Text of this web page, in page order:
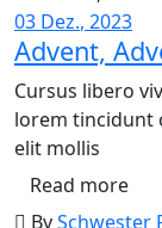
03 Dez., 2023
Advent,
Cursus libero
lorem tincidunt
elit mollis
Read more
BySchwester